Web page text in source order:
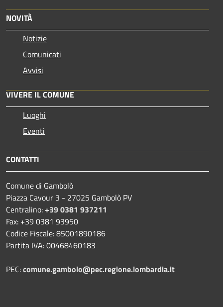
NOVITÀ
Notizie
Comunicati
Avvisi
VIVERE IL COMUNE
Luoghi
Eventi
CONTATTI
Comune di Gambolò
Piazza Cavour 3 - 27025 Gambolò PV
Centralino:+39 0381 937211
Fax: +39 0381 93950
Codice Fiscale: 85001890186
Partita IVA: 00468460183
PEC:comune.gambolo@pec.regione.lombardia.it